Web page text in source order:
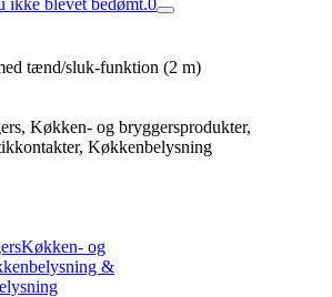
ikke blevet bedømt.0
tænd/sluk-funktion (2 m)
Køkken- og bryggersprodukter,
Køkkenbelysning
Køkken- og
&